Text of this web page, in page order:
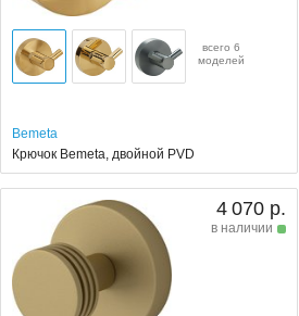
всего 6
моделей
Bemeta
Крючок Bemeta, двойной PVD
4 070 р.
в наличии